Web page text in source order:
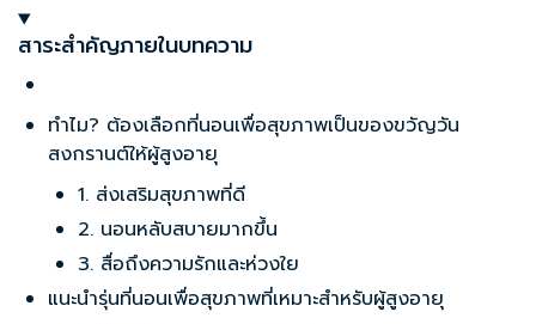
สาระสำคัญภายในบทความ
ทำไม? ต้องเลือกที่นอนเพื่อสุขภาพเป็นของขวัญวัน
สงกรานต์ให้ผู้สูงอายุ
1. ส่งเสริมสุขภาพที่ดี
2. นอนหลับสบายมากขึ้น
3. สื่อถึงความรักและห่วงใย
แนะนำรุ่นที่นอนเพื่อสุขภาพที่เหมาะสำหรับผู้สูงอายุ